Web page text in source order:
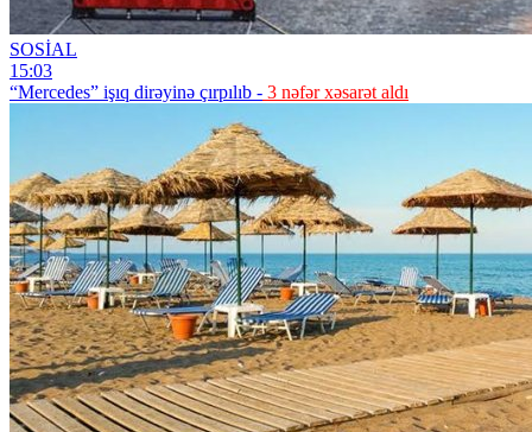
SOSİAL
15:03
“Mercedes” işıq dirəyinə çırpılıb - 3 nəfər xəsarət aldı